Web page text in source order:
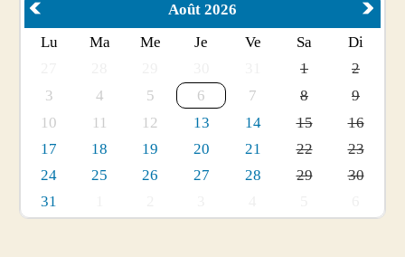
Août 2026
Lu
Ma Me Je Ve Sa
Di
1
2
3
4 5 6 7 8
9
10
11 12 13 14 15
16
17
18 19 20 21 22
23
24
25 26 27 28 29
30
31